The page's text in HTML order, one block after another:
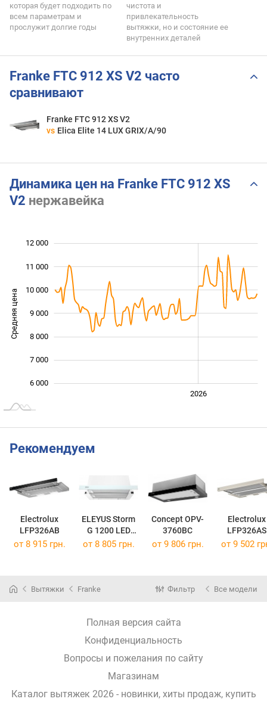
которая будет подходить по
всем параметрам и
прослужит долгие годы
чистота и
привлекательность
вытяжки, но и состояние ее
внутренних деталей
Franke FTC 912 XS V2 часто
сравнивают
Franke FTC 912 XS V2
vs Elica Elite 14 LUX GRIX/A/90
Динамика цен на Franke FTC 912 XS
V2 нержавейка
Средняя цена 10 000
6 000
7 000
8 000
9 000
10 000
11 000
12 000
2026
Рекомендуем
Electrolux
LFP326AB
ELEYUS Storm
G 1200 LED
SMD 60 WH
Concept OPV-
3760BC
Electrolux
LFP326AS
от 8 915 грн. от 8 805 грн. от 9 806 грн. от 9 502
Вытяжки Franke Фильтр Все модели
Полная версия сайта
Конфиденциальность
Вопросы и пожелания по сайту
Магазинам
Каталог вытяжек 2026 - новинки, хиты продаж, купить